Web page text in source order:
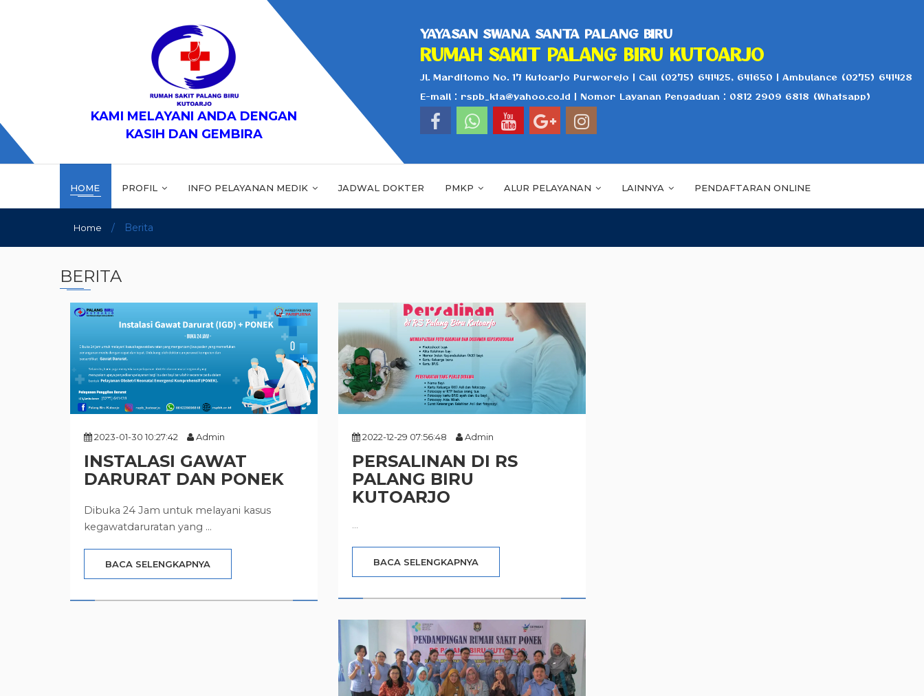
KAMI MELAYANI ANDA DENGAN
KASIH DAN GEMBIRA
YAYASAN SWANA SANTA PALANG BIRU
RUMAH SAKIT PALANG BIRU KUTOARJO
Jl. Marditomo No. 17 Kutoarjo Purworejo | Call (0275) 641425, 641650 | Ambulance (0275) 641428
E-mail : rspb_kta@yahoo.co.id | Nomor Layanan Pengaduan : 0812 2909 6818 (Whatsapp)
HOME PROFIL INFO PELAYANAN MEDIK JADWAL DOKTER PMKP ALUR PELAYANAN LAINNYA PENDAFTARAN ONLINE
Home / Berita
BERITA
2023-01-30 10:27:42 Admin
INSTALASI GAWAT
DARURAT DAN PONEK
Dibuka 24 Jam untuk melayani kasus
kegawatdaruratan yang ...
BACA SELENGKAPNYA
2022-12-29 07:56:48 Admin
PERSALINAN DI RS
PALANG BIRU
KUTOARJO
...
BACA SELENGKAPNYA